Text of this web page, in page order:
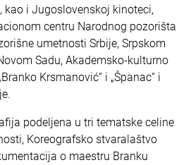
kao i Jugoslovenskoj kinoteci,
centru Narodnog pozorišta
umetnosti Srbije, Srpskom
Sadu, Akademsko-kulturno
Krsmanović“ i „Španac“ i
podeljena u tri tematske celine
Koreografsko stvaralaštvo
o maestru Branku